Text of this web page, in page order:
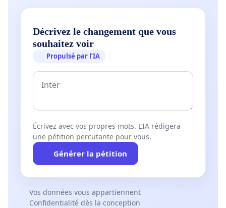
Décrivez le changement que vous
souhaitez voir
Propulsé par l’IA
Écrivez avec vos propres mots. L’IA rédigera
une pétition percutante pour vous.
Générer la pétition
Vos données vous appartiennent
Confidentialité dès la conception